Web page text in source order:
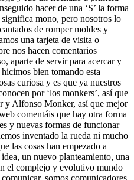
hacer de una ‘S’ la forma
mono, pero nosotros lo
de romper moldes y
una tarjeta de visita o
nos hacen comentarios
aparte de servir para acercar y
bien tomando esta
curiosa y es que ya nuestros
por ‘los monkers’, así que
y Alfonso Monker, así que mejor
comentáis que hay otra forma
y nuevas formas de funcionar
inventado la rueda ni mucho
las cosas han empezado a
un nuevo planteamiento, una
el complejo y evolutivo mundo
somos comunicadores